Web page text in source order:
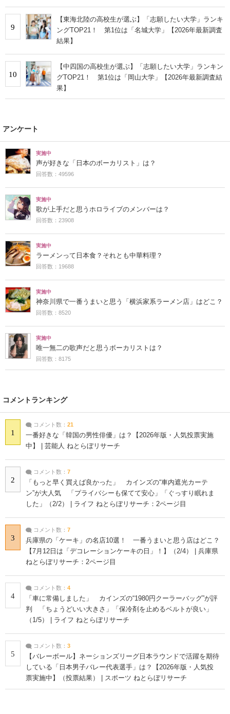
9
【東海北陸の高校生が選ぶ】「志願したい大学」ランキ
ングTOP21！ 第1位は「名城大学」【2026年最新調査
結果】
10
【中四国の高校生が選ぶ】「志願したい大学」ランキン
グTOP21！ 第1位は「岡山大学」【2026年最新調査結
果】
アンケート
実施中
声が好きな「日本のボーカリスト」は？
回答数：49596
実施中
歌が上手だと思うホロライブのメンバーは？
回答数：23908
実施中
ラーメンって日本食？それとも中華料理？
回答数：19688
実施中
神奈川県で一番うまいと思う「横浜家系ラーメン店」はどこ？
回答数：8520
実施中
唯一無二の歌声だと思うボーカリストは？
回答数：8175
コメントランキング
1
コメント数： 21
一番好きな「韓国の男性俳優」は？【2026年版・人気投票実施
中】 | 芸能人 ねとらぼリサーチ
2
コメント数： 7
「もっと早く買えば良かった」 カインズの“車内遮光カーテ
ン”が大人気 「プライバシーも保てて安心」「ぐっすり眠れま
した」（2/2） | ライフ ねとらぼリサーチ：2ページ目
3
コメント数： 7
兵庫県の「ケーキ」の名店10選！ 一番うまいと思う店はどこ？
【7月12日は「デコレーションケーキの日」！】（2/4） | 兵庫県
ねとらぼリサーチ：2ページ目
4
コメント数： 4
「車に常備しました」 カインズの“1980円クーラーバッグ”が評
判 「ちょうどいい大きさ」「保冷剤を止めるベルトが良い」
（1/5） | ライフ ねとらぼリサーチ
5
コメント数： 3
【バレーボール】ネーションズリーグ日本ラウンドで活躍を期待
している「日本男子バレー代表選手」は？【2026年版・人気投
票実施中】（投票結果） | スポーツ ねとらぼリサーチ